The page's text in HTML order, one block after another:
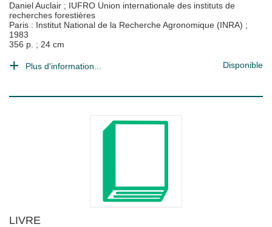
Daniel Auclair ; IUFRO Union internationale des instituts de
recherches forestières
Paris : Institut National de la Recherche Agronomique (INRA) ;
1983
356 p. ; 24 cm
Plus d'information... Disponible
LIVRE